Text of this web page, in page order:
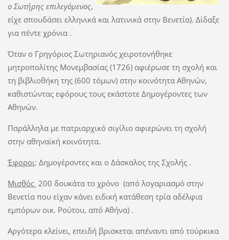
ο Σωτήρης επιλεγόμενος,
είχε σπουδάσει ελληνικά και λατινικά στην Βενετία). Δίδαξε
για πέντε χρόνια .
Όταν ο Γρηγόριος Σωτηριανός χειροτονήθηκε
μητροπολίτης Μονεμβασίας (1726) αφιέρωσε τη σχολή και
τη βιβλιοθήκη της (600 τόμων) στην κοινότητα Αθηνών,
καθιστώντας εφόρους τους εκάστοτε Δημογέροντες των
Αθηνών.
Παράλληλα με πατριαρχικό σιγίλιο αφιερώνει τη σχολή
στην αθηναϊκή κοινότητα.
Έφοροι: Δημογέροντες και ο Δάσκαλος της Σχολής .
Μισθός 200 δουκάτα το χρόνο (από λογαριασμό στην
Βενετία που είχαν κάνει ειδική κατάθεση τρία αδέλφια
εμπόρων οικ. Ρούτου, από Αθήνα) .
Αργότερα κλείνει, επειδή βρισκεται απέναντι από τούρκικα